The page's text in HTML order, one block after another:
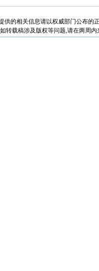
的相关信息请以权威部门公布的
转载稿涉及版权等问题,请在两周内